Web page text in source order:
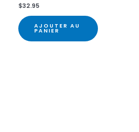
$32.95
AJOUTER AU
PANIER